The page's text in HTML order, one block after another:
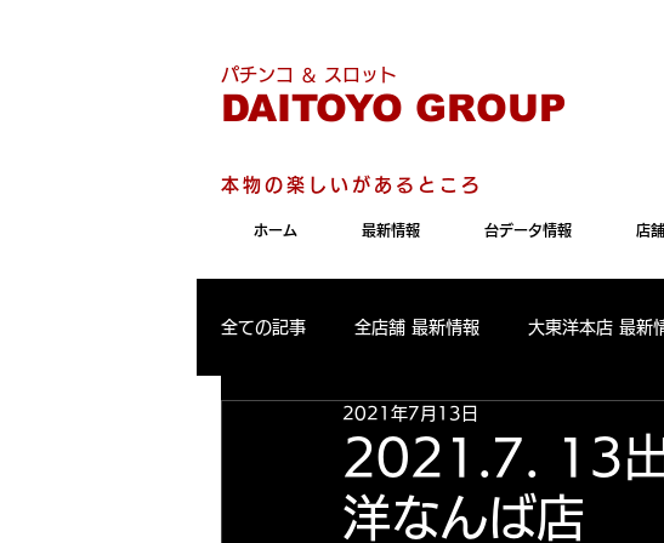
パチンコ ＆ スロット
DAITOYO GROUP
本物の楽しいがあるところ
ホーム 最新情報 台データ情報 店
全ての記事 全店舗 最新情報 大東洋本店 最新
パールサーティーン 最新情報
大東洋東通り店 出玉ランキング パールサー
2021.7. 13
洋なんば店
2021年7月13日